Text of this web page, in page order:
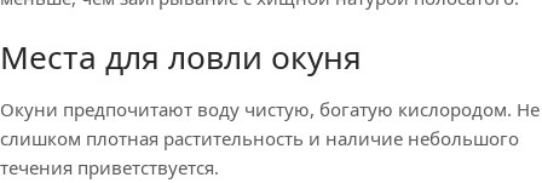
Места для ловли окуня
Окуни предпочитают воду чистую, богатую кислородом. Не
слишком плотная растительность и наличие небольшого
течения приветствуется.